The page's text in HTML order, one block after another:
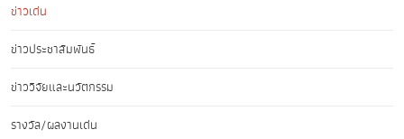
ข่าวเด่น
ข่าวประชาสัมพันธ์
ข่าววิจัยและนวัตกรรม
รางวัล/ผลงานเด่น